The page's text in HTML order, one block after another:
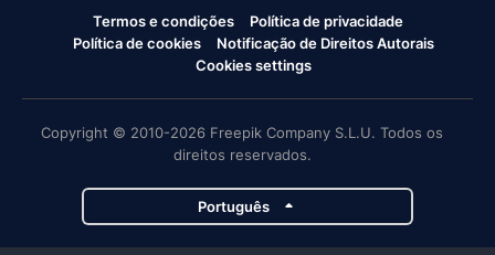
Termos e condições
Política de privacidade
Política de cookies
Notificação de Direitos Autorais
Cookies settings
Copyright © 2010-2026 Freepik Company S.L.U. Todos os
direitos reservados.
Português